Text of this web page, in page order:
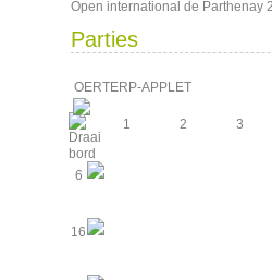
Open international de Parthenay
Parties
OERTERP-APPLET
1 2 3
6
16